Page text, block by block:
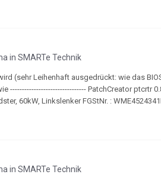
in SMARTe Technik
(sehr Leihenhaft ausgedrückt: wie das
-------------------------------- PatchCreator ptcrtr
60kW, Linkslenker FGStNr. :
in SMARTe Technik